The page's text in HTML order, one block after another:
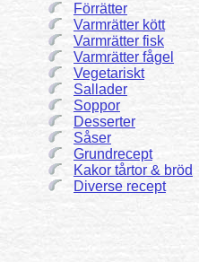
Förrätter
Varmrätter kött
Varmrätter fisk
Varmrätter fågel
Vegetariskt
Sallader
Soppor
Desserter
Såser
Grundrecept
Kakor tårtor & bröd
Diverse recept